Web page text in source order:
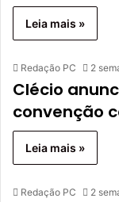
Leia mais »
Redação PC 2
Clécio
convenção
Leia mais »
Redação PC 2